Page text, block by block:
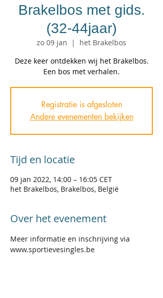
Brakelbos met gids.
(32-44jaar)
zo 09 jan
  |
het Brakelbos
Deze keer ontdekken wij het Brakelbos.
Een bos met verhalen.
Registratie is afgesloten
Andere evenementen bekijken
Tijd en locatie
09 jan 2022, 14:00 – 16:05 CET
het Brakelbos, Brakelbos, België
Over het evenement
Meer informatie en inschrijving via
www.sportievesingles.be